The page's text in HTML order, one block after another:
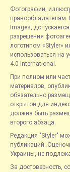
Фотографии,
правообладателям.
Images,
разрешения
логотипом «Styler»
использоваться на
4.0 International.
При полном или
материалов,
обязательно
открытой для
должна быть
второго абзаца.
Редакция "Styler"
публикаций.
Украины, не
За достоверность,